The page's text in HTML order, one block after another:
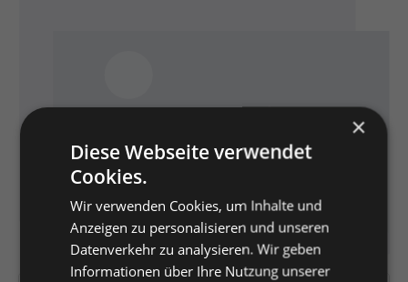
×
Diese Webseite verwendet
Cookies.
Wir verwenden Cookies, um Inhalte und
Anzeigen zu personalisieren und unseren
Datenverkehr zu analysieren. Wir geben
Informationen über Ihre Nutzung unserer